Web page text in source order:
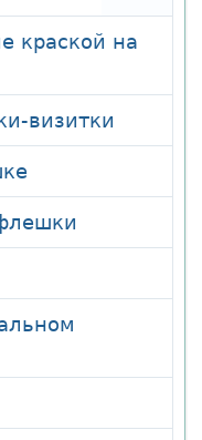
краской на
визитки